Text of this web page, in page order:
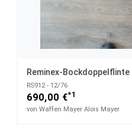
Reminex-Bockdoppelflinte
RS912 - 12/76
690,00 €*1
von Waffen Mayer Alois Mayer